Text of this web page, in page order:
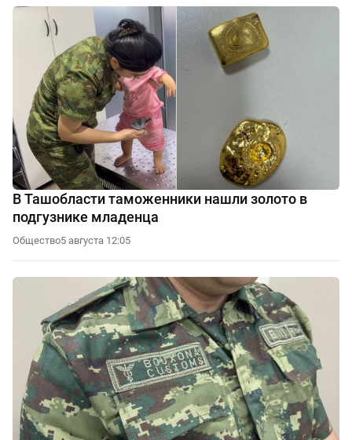
В Ташобласти таможенники нашли золото в
подгузнике младенца
Общество5 августа 12:05